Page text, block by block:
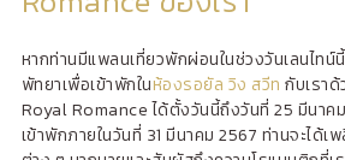
หากท่านมีแพลนเที่ยวพักผ่อนในช่วงวันเลนไท
พัทยาเพื่อเข้าพักในห้องรอยัล วิง สวีท กับเรา
Royal Romance ได้ตั้งวันนี้ถึงวันที่ 25 มีนาค
เข้าพักภายในวันที่ 31 มีนาคม 2567 ท่านจะได้